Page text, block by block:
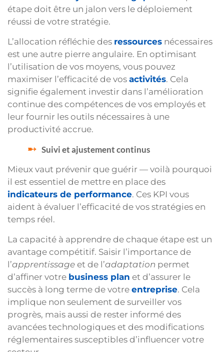
étape doit être un jalon vers le déploiement
réussi de votre stratégie.
L’allocation réfléchie des ressources nécessaires
est une autre pierre angulaire. En optimisant
l’utilisation de vos moyens, vous pouvez
maximiser l’efficacité de vos activités. Cela
signifie également investir dans l’amélioration
continue des compétences de vos employés et
leur fournir les outils nécessaires à une
productivité accrue.
Suivi et ajustement continus
Mieux vaut prévenir que guérir — voilà pourquoi
il est essentiel de mettre en place des
indicateurs de performance. Ces KPI vous
aident à évaluer l’efficacité de vos stratégies en
temps réel.
La capacité à apprendre de chaque étape est un
avantage compétitif. Saisir l’importance de
l’apprentissage et de l’adaptation permet
d’affiner votre business plan et d’assurer le
succès à long terme de votre entreprise. Cela
implique non seulement de surveiller vos
progrès, mais aussi de rester informé des
avancées technologiques et des modifications
réglementaires susceptibles d’influencer votre